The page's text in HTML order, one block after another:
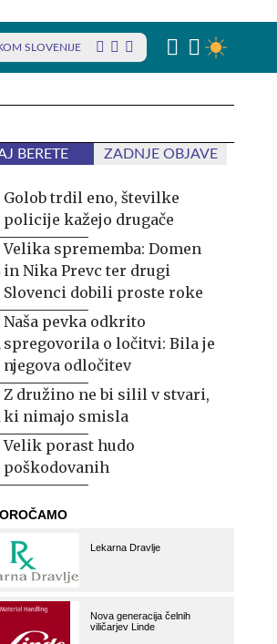
SLOVENIJE
BERETE ZADNJE OBJAVE
Golob trdil eno, številke
policije kažejo drugače
Velika sprememba: Domen
in Nika Prevc ter drugi
Slovenci dobili proste roke
Naša pevka odkrito
spregovorila o ločitvi: Bila je
njegova odločitev
Z družino ne bi silil v stvari,
ki nimajo smisla
Velik porast hudo
poškodovanih